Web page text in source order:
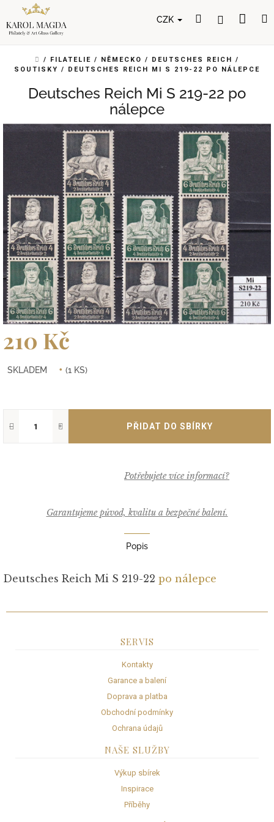
obsah
CZK HledatPřihlášení
DOMŮ
/ FILATELIE / NĚMECKO / DEUTSCHES REICH /
SOUTISKY / DEUTSCHES REICH MI S 219-22 PO NÁLEPCE
Deutsches Reich Mi S 219-22 po
nálepce
210 Kč
cena:
SKLADEM (1 KS)
+
−
Garantujeme původ, kvalitu a bezpečné balení.
Popis
Deutsches Reich Mi S 219-22 po nálepce
SERVIS
Kontakty
Garance a balení
Doprava a platba
Obchodní podmínky
Ochrana údajů
NAŠE SLUŽBY
Výkup sbírek
Inspirace
Příběhy